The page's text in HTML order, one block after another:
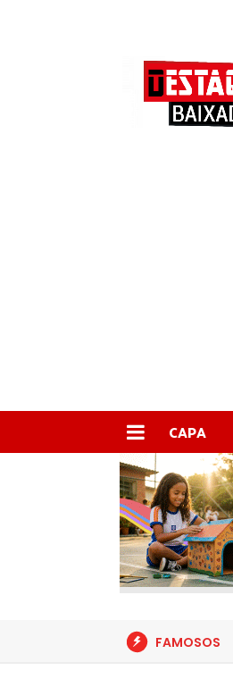
CAPA
FAMOSOS